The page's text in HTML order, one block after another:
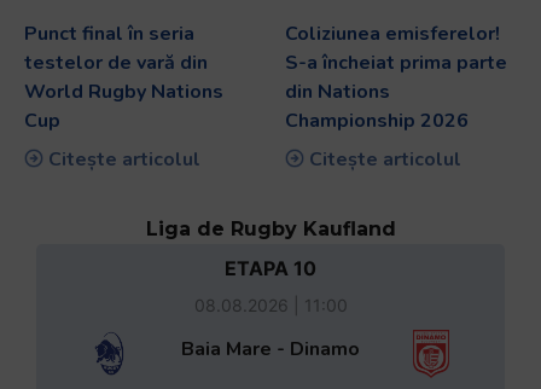
Punct final în seria
testelor de vară din
World Rugby Nations
Cup
Citește articolul
Coliziunea emisferelor!
S-a încheiat prima parte
din Nations
Championship 2026
Citește articolul
Liga de Rugby Kaufland
ETAPA 10
08.08.2026 | 11:00
Baia Mare - Dinamo